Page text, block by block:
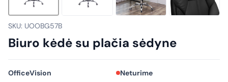
SKU: UOOBG57B
Biuro kėdė su plačia sėdyne
OfficeVision
Neturime